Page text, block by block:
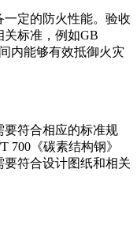
定的防火性能。验收
关标准，例如GB
内能够有效抵御火灾
符合相应的标准规
700《碳素结构钢》
符合设计图纸和相关